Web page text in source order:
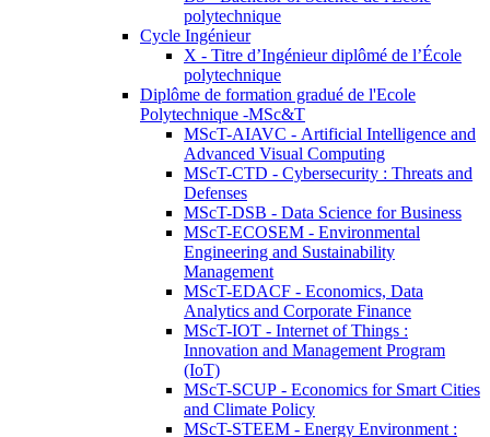
polytechnique
Cycle Ingénieur
X - Titre d’Ingénieur diplômé de l’École
polytechnique
Diplôme de formation gradué de l'Ecole
Polytechnique -MSc&T
MScT-AIAVC - Artificial Intelligence and
Advanced Visual Computing
MScT-CTD - Cybersecurity : Threats and
Defenses
MScT-DSB - Data Science for Business
MScT-ECOSEM - Environmental
Engineering and Sustainability
Management
MScT-EDACF - Economics, Data
Analytics and Corporate Finance
MScT-IOT - Internet of Things :
Innovation and Management Program
(IoT)
MScT-SCUP - Economics for Smart Cities
and Climate Policy
MScT-STEEM - Energy Environment :